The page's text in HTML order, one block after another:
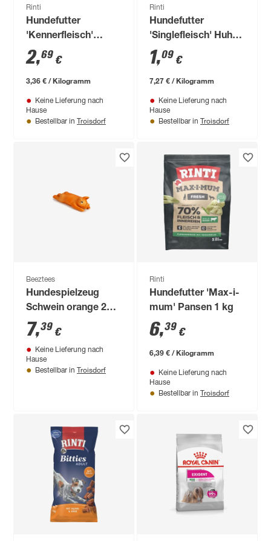
Rinti
Hundefutter
'Kennerfleisch'
Pansen Dose 800 g
2,69 €
3,36 € / Kilogramm
Keine Lieferung nach
Hause
Bestellbar in Troisdorf
Rinti
Hundefutter
'Singlefleisch' Huhn
Pur 150 g
1,09 €
7,27 € / Kilogramm
Keine Lieferung nach
Hause
Bestellbar in Troisdorf
Beeztees
Hundespielzeug
Schwein orange 24
cm, mit Squeaker
7,39 €
Keine Lieferung nach
Hause
Bestellbar in Troisdorf
Rinti
Hundefutter 'Max-i-
mum' Pansen 1 kg
6,39 €
6,39 € / Kilogramm
Keine Lieferung nach
Hause
Bestellbar in Troisdorf